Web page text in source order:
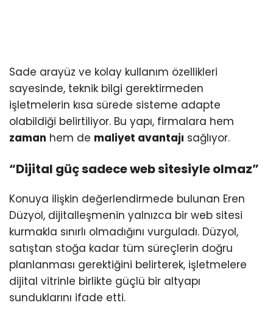
Sade arayüz ve kolay kullanım özellikleri
sayesinde, teknik bilgi gerektirmeden
işletmelerin kısa sürede sisteme adapte
olabildiği belirtiliyor. Bu yapı, firmalara hem
zaman hem de maliyet avantajı sağlıyor.
“Dijital güç sadece web sitesiyle olmaz”
Konuya ilişkin değerlendirmede bulunan Eren
Düzyol, dijitalleşmenin yalnızca bir web sitesi
kurmakla sınırlı olmadığını vurguladı. Düzyol,
satıştan stoğa kadar tüm süreçlerin doğru
planlanması gerektiğini belirterek, işletmelere
dijital vitrinle birlikte güçlü bir altyapı
sunduklarını ifade etti.